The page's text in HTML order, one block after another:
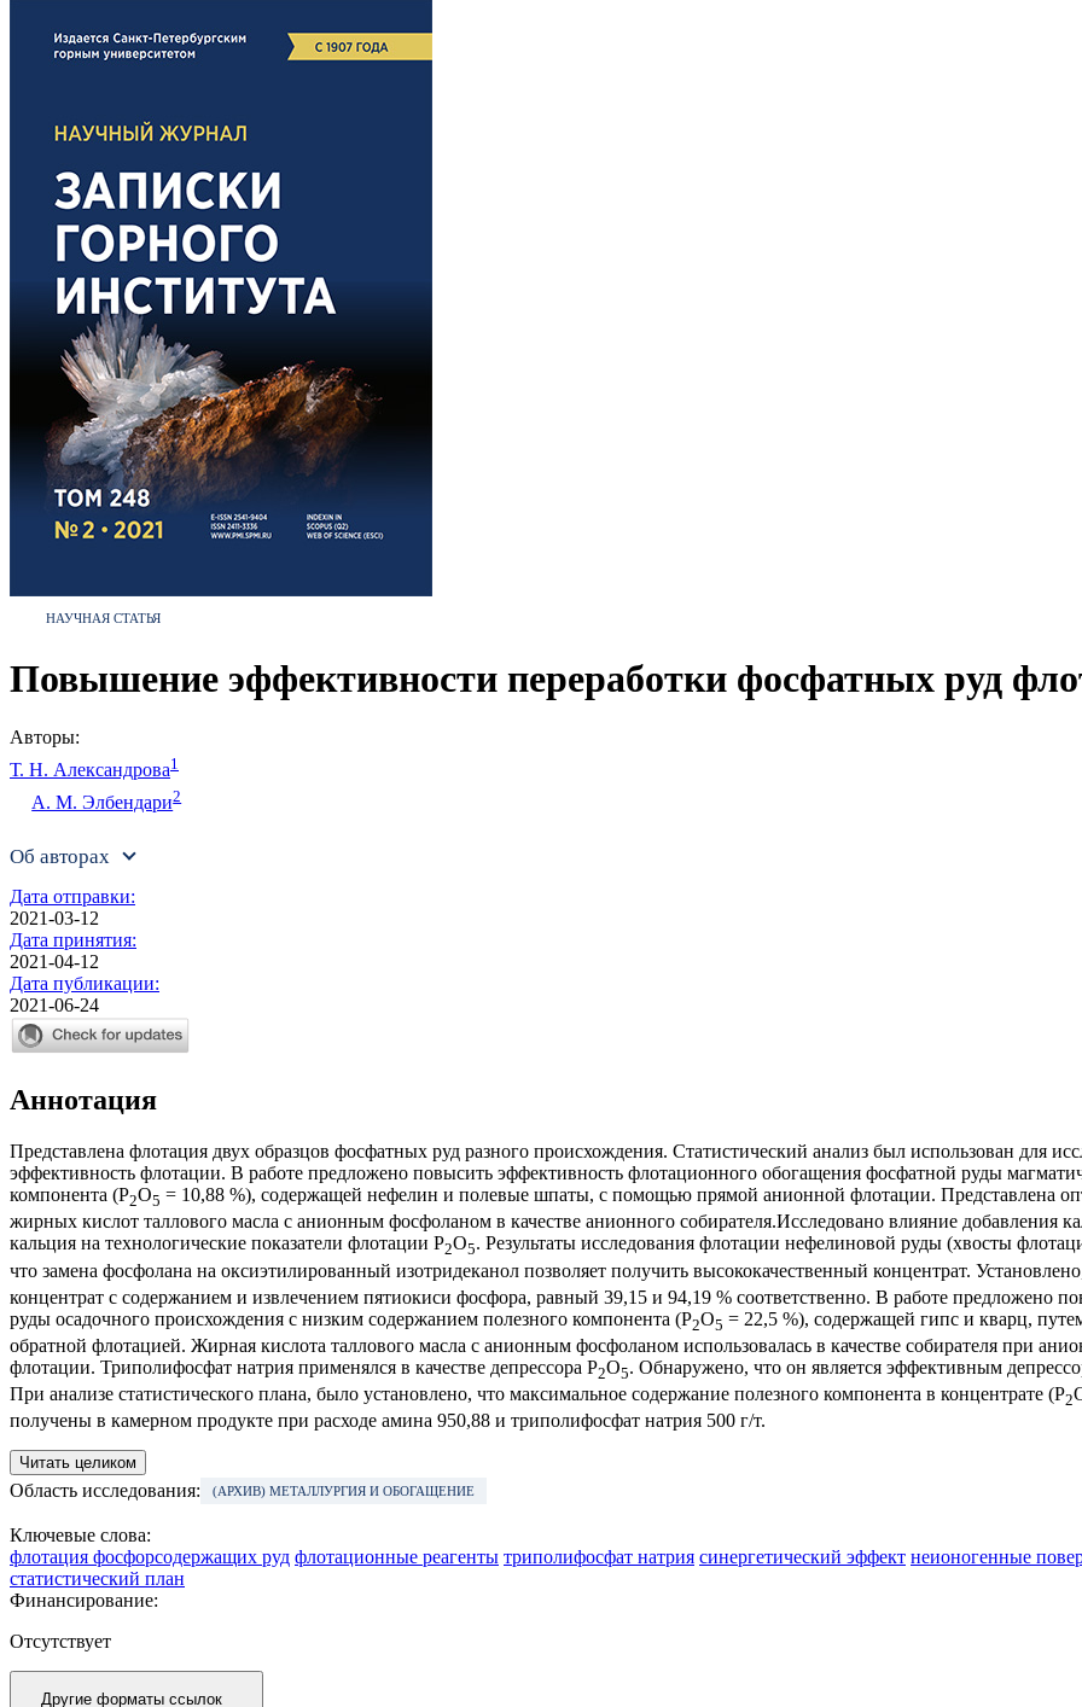
НАУЧНАЯ СТАТЬЯ
Повышение эффективности переработки фосфатных руд
Авторы:
Т. Н. Александрова1
А. М. Элбендари2
Об авторах
Дата отправки:
2021-03-12
Дата принятия:
2021-04-12
Дата публикации:
2021-06-24
Аннотация
Представлена флотация двух образцов фосфатных руд разного происхождения. Статистический анализ был использован для
эффективность флотации. В работе предложено повысить эффективность флотационного обогащения фосфатной руды
компонента (P2O5 = 10,88 %), содержащей нефелин и полевые шпаты, с помощью прямой анионной флотации. Представлена
жирных кислот таллового масла с анионным фосфоланом в качестве анионного собирателя.Исследовано влияние добавления
кальция на технологические показатели флотации P2O5. Результаты исследования флотации нефелиновой руды (хвосты
что замена фосфолана на оксиэтилированный изотридеканол позволяет получить высококачественный концентрат.
концентрат с содержанием и извлечением пятиокиси фосфора, равный 39,15 и 94,19 % соответственно. В работе предложено
руды осадочного происхождения с низким содержанием полезного компонента (P2O5 = 22,5 %), содержащей гипс и кварц,
обратной флотацией. Жирная кислота таллового масла с анионным фосфоланом использовалась в качестве собирателя при
флотации. Триполифосфат натрия применялся в качестве депрессора P2O5. Обнаружено, что он является эффективным
При анализе статистического плана, было установлено, что максимальное содержание полезного компонента в концентрате (P2
получены в камерном продукте при расходе амина 950,88 и триполифосфат натрия 500 г/т.
Читать целиком
Область исследования: (АРХИВ) МЕТАЛЛУРГИЯ И ОБОГАЩЕНИЕ
Ключевые слова:
флотация фосфорсодержащих руд флотационные реагенты триполифосфат натрия синергетический эффект неионогенные
статистический план
Финансирование:
Отсутствует
Другие форматы ссылок